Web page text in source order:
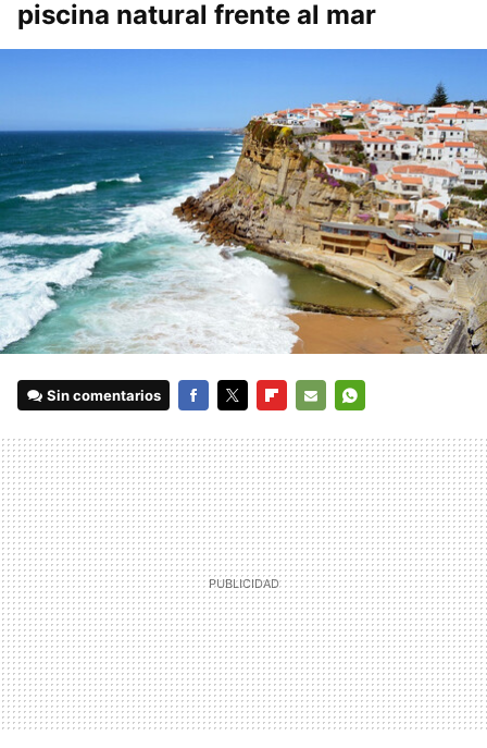
piscina natural frente al mar
Sin comentarios
MAIL